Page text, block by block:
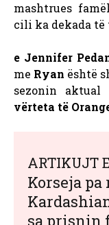
mashtrues
cili ka dekada të
e Jennifer
me Ryan është
sezonin
vërteta të
ARTIKUJT
Korseja
sa prisnin